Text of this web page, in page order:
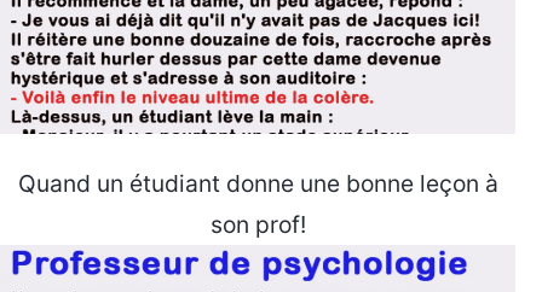
Quand un étudiant donne une bonne leçon à
son prof!